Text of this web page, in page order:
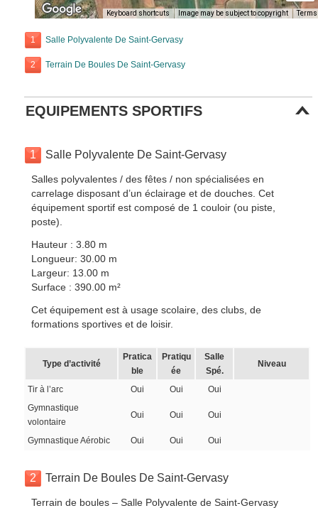
Keyboard shortcuts Image may be subject to copyright Terms
1 Salle Polyvalente De Saint-Gervasy
2 Terrain De Boules De Saint-Gervasy
EQUIPEMENTS SPORTIFS
1 Salle Polyvalente De Saint-Gervasy
Salles polyvalentes / des fêtes / non spécialisées en
carrelage disposant d’un éclairage et de douches. Cet
équipement sportif est composé de 1 couloir (ou piste,
poste).
Hauteur : 3.80 m
Longueur: 30.00 m
Largeur: 13.00 m
Surface : 390.00 m²
Cet équipement est à usage scolaire, des clubs, de
formations sportives et de loisir.
Type d’activité
Pratica
ble
Pratiqu
ée
Salle
Spé.
Niveau
Tir à l’arc Oui Oui
Oui
Gymnastique
volontaire
Oui Oui Oui
Gymnastique Aérobic Oui Oui Oui
2 Terrain De Boules De Saint-Gervasy
Terrain de boules – Salle Polyvalente de Saint-Gervasy